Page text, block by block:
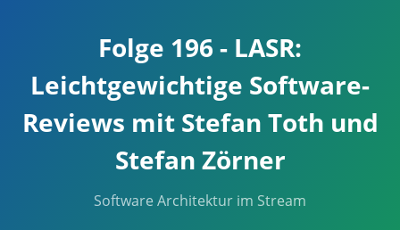
Folge 196 - LASR:
Leichtgewichtige Software-
Reviews mit Stefan Toth und
Stefan Zörner
Software Architektur im Stream